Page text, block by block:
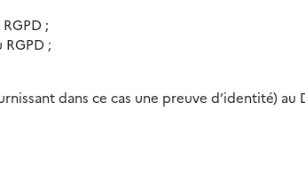
;
;
dans ce cas une preuve d’identité)